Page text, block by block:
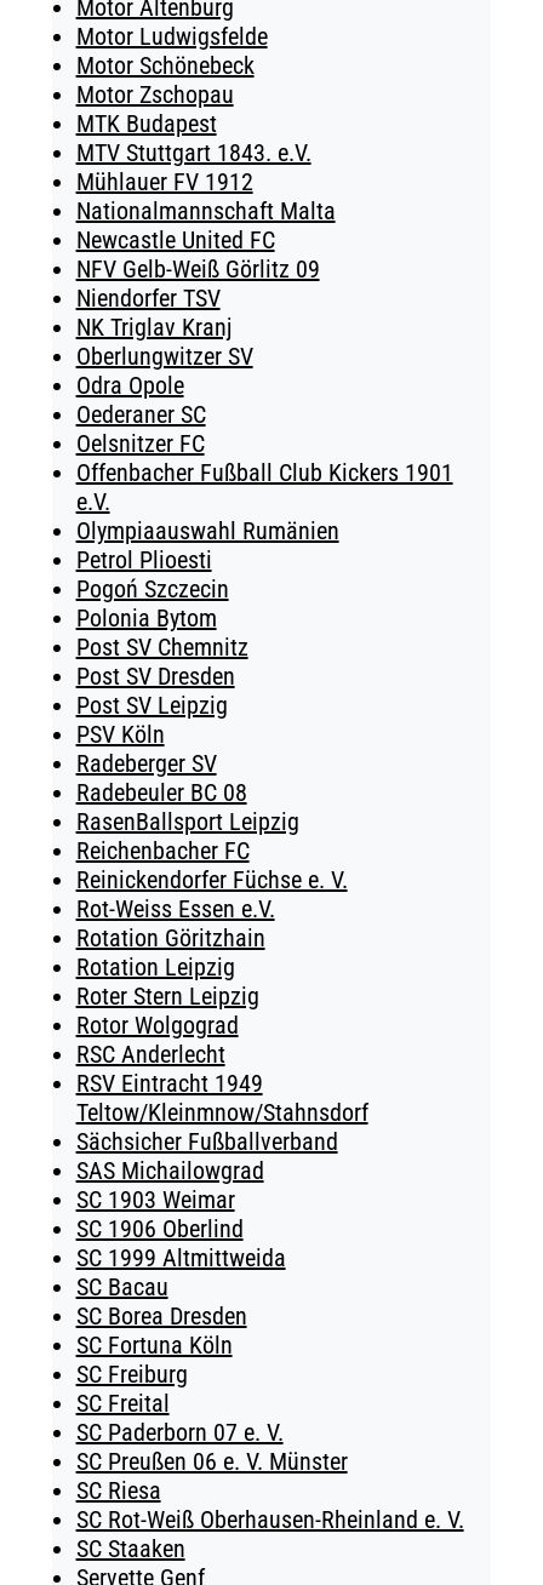
Motor Altenburg
Motor Ludwigsfelde
Motor Schönebeck
Motor Zschopau
MTK Budapest
MTV Stuttgart 1843. e.V.
Mühlauer FV 1912
Nationalmannschaft Malta
Newcastle United FC
NFV Gelb-Weiß Görlitz 09
Niendorfer TSV
NK Triglav Kranj
Oberlungwitzer SV
Odra Opole
Oederaner SC
Oelsnitzer FC
Offenbacher Fußball Club Kickers 1901
e.V.
Olympiaauswahl Rumänien
Petrol Plioesti
Pogoń Szczecin
Polonia Bytom
Post SV Chemnitz
Post SV Dresden
Post SV Leipzig
PSV Köln
Radeberger SV
Radebeuler BC 08
RasenBallsport Leipzig
Reichenbacher FC
Reinickendorfer Füchse e. V.
Rot-Weiss Essen e.V.
Rotation Göritzhain
Rotation Leipzig
Roter Stern Leipzig
Rotor Wolgograd
RSC Anderlecht
RSV Eintracht 1949
Teltow/Kleinmnow/Stahnsdorf
Sächsicher Fußballverband
SAS Michailowgrad
SC 1903 Weimar
SC 1906 Oberlind
SC 1999 Altmittweida
SC Bacau
SC Borea Dresden
SC Fortuna Köln
SC Freiburg
SC Freital
SC Paderborn 07 e. V.
SC Preußen 06 e. V. Münster
SC Riesa
SC Rot-Weiß Oberhausen-Rheinland e. V.
SC Staaken
Servette Genf